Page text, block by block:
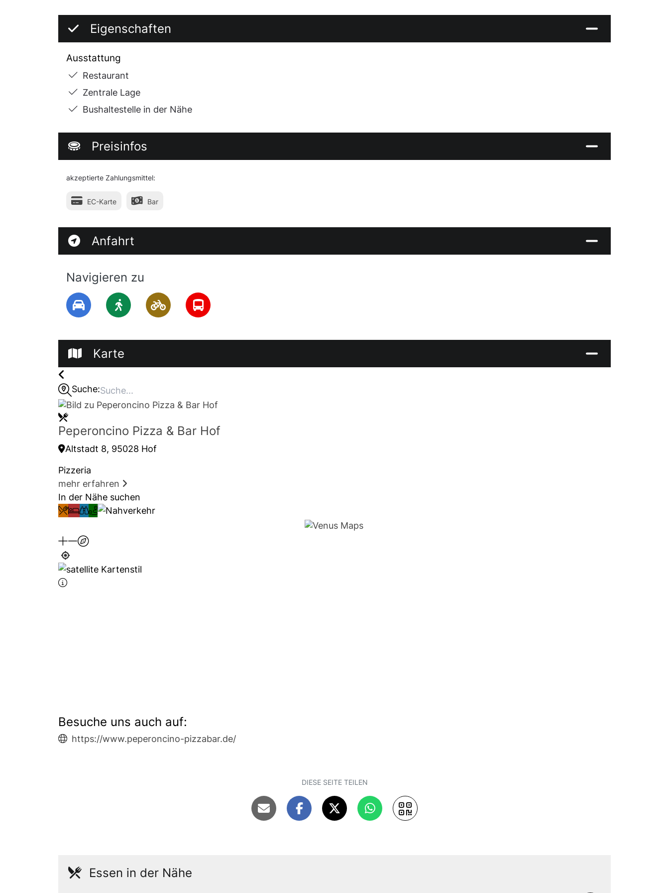
Eigenschaften
Ausstattung
Restaurant
Zentrale Lage
Bushaltestelle in der Nähe
Preisinfos
akzeptierte Zahlungsmittel:
EC-Karte Bar
Anfahrt
Navigieren zu
Karte
Suche:
Peperoncino Pizza & Bar Hof
Altstadt 8, 95028 Hof
Pizzeria
mehr erfahren
In der Nähe suchen
Besuche uns auch auf:
https://www.peperoncino-pizzabar.de/
DIESE SEITE TEILEN
Essen in der Nähe